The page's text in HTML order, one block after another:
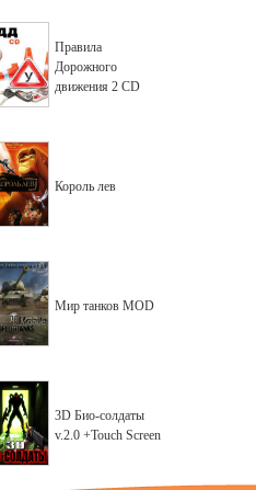
Правила
Дорожного
движения 2 CD
Король лев
Мир танков MOD
3D Био-солдаты
v.2.0 +Touch Screen